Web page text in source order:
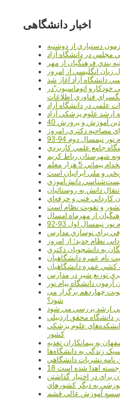
اخبار دانشگاهی
دستياري از دوشنبه
مجلس در دانشگاه آزاد
بندي فرهنگيان از مهر
زبان انگليسي از امروز
دانشگاه آزاد آغاز شد
اتوماسيون"در
فناوري اطلاعات
آموزش و پرورش
مصاحبه دکتري، امروز
نیمسال دوم 94-93
جامع علمي کاربردي
شهرستان رباط کريم
5 هزار معلم
و ملي ايرانيان است
زيست‌شناسي دانش‌آموزي
دانش به روستائيان
و تقويت نظام است
از مهرماه امسال
نیمسال اول 93-92
نظام جديد؛ از امروز
به دانشجويان دکتري
نام عمره دانشگاهيان
کشي عمره دانشگاهيان
توزيع شير در مدارس
دانشگاه پیام نور
چهاردهم برگزار می
شود؟
دانشگاه محقق اردبيلي
دانشکده‌هاي علوم پزشکي
کشور
به پيمانکاران تغذيه
نامه نشريات دانشگاهي
اهدا شده است
براي در اختيار گذاشتن
به ديگر کشورهاي
آموزش عالي قشم